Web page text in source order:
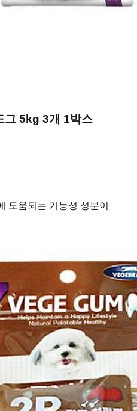
그 5kg 3개 1박스
도움되는 기능성 성분이